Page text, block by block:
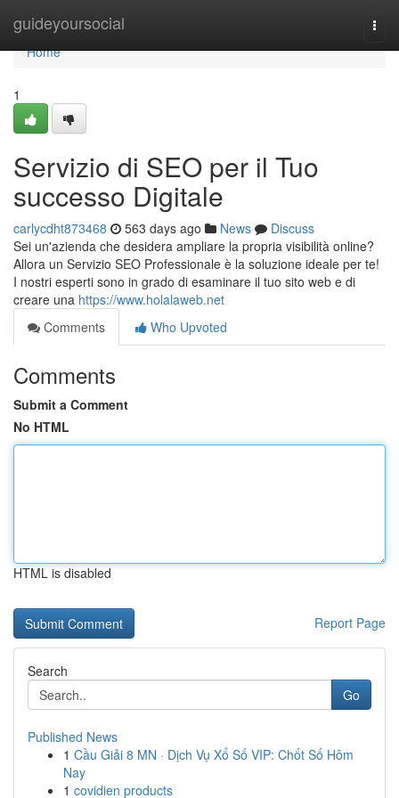
guideyoursocial
Home
Home
1
Servizio di SEO per il Tuo
successo Digitale
carlycdht873468 563 days ago News
Discuss
Sei un'azienda che desidera ampliare la propria visibilità online?
Allora un Servizio SEO Professionale è la soluzione ideale per te!
I nostri esperti sono in grado di esaminare il tuo sito web e di
creare una https://www.holalaweb.net
Comments
Who Upvoted
Comments
Submit a Comment
No HTML
HTML is disabled
Report Page
Search
Go
Published News
1 Cầu Giải 8 MN · Dịch Vụ Xổ Số VIP: Chốt Số Hôm
Nay
1 covidien products